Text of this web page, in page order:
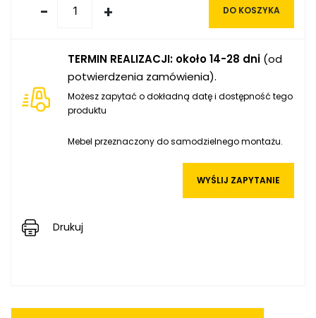
- + DO KOSZYKA
TERMIN REALIZACJI: około 14-28 dni (od
potwierdzenia zamówienia).
Możesz zapytać o dokładną datę i dostępność tego
produktu
Mebel przeznaczony do samodzielnego montażu.
WYŚLIJ ZAPYTANIE
Drukuj